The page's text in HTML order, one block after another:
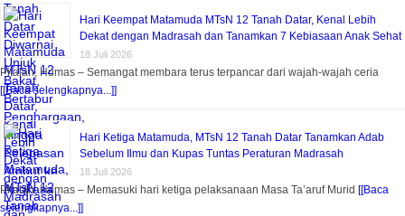
Hari Keempat Matamuda MTsN 12 Tanah Datar, Kenal Lebih
Dekat dengan Madrasah dan Tanamkan 7 Kebiasaan Anak Sehat
18 Juli 2026
Pitalah, Humas – Semangat membara terus terpancar dari wajah-wajah ceria
[[Baca selengkapnya...]]
Hari Ketiga Matamuda, MTsN 12 Tanah Datar Tanamkan Adab
Sebelum Ilmu dan Kupas Tuntas Peraturan Madrasah
18 Juli 2026
Pitalah, Humas – Memasuki hari ketiga pelaksanaan Masa Ta’aruf Murid [[Baca
selengkapnya...]]